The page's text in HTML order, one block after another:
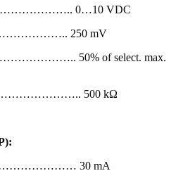
0…10 VDC
250 mV
50% of select. max.
500 kΩ
30 mA